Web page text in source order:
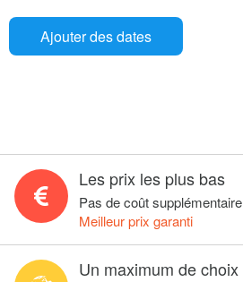
Ajouter des dates
Les prix les plus bas
Pas de coût supplémentaire
Meilleur prix garanti
Un maximum de choix